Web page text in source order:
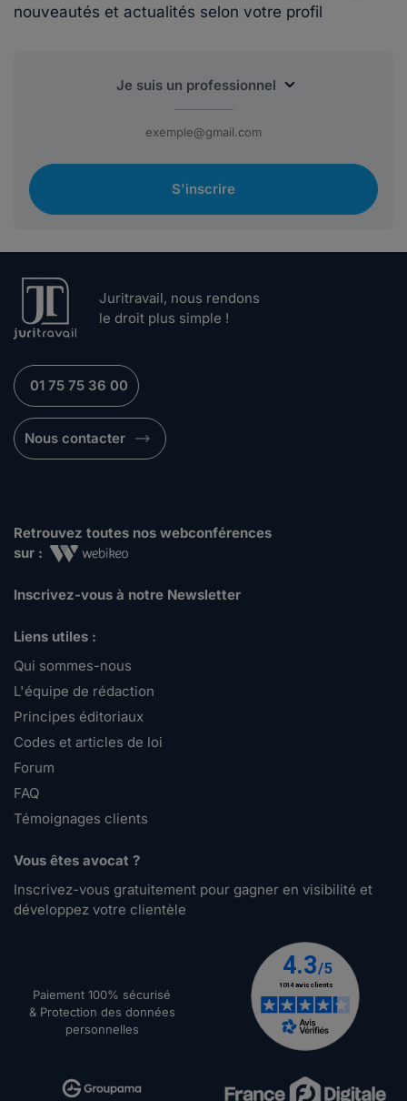
nouveautés et actualités selon votre profil
S'inscrire
Juritravail, nous rendons
le droit plus simple !
01 75 75 36 00
Nous contacter
Retrouvez toutes nos webconférences
sur :
Inscrivez-vous à notre Newsletter
Liens utiles :
Qui sommes-nous
L'équipe de rédaction
Principes éditoriaux
Codes et articles de loi
Forum
FAQ
Témoignages clients
Vous êtes avocat ?
Inscrivez-vous gratuitement pour gagner en visibilité et
développez votre clientèle
Paiement 100% sécurisé
& Protection des données
personnelles